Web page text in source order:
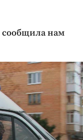
сообщила нам